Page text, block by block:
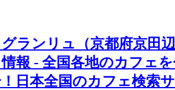
ランリュ（京都府京田辺
報 - 全国各地のカフェ
日本全国のカフェ検索